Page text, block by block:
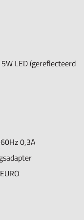
x 470 mm x 430
LED (gereflecteerd
0,3A